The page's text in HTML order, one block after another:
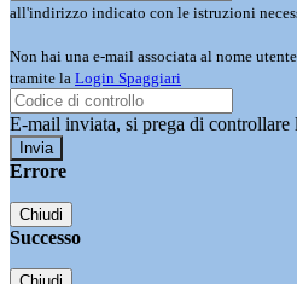
all'indirizzo indicato con le istruzioni
Non hai una e-mail associata al nome
tramite la Login Spaggiari
E-mail inviata, si prega di controllare
Errore
Chiudi
Successo